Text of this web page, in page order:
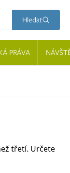
Hledat
PRÁVA
třetí. Určete